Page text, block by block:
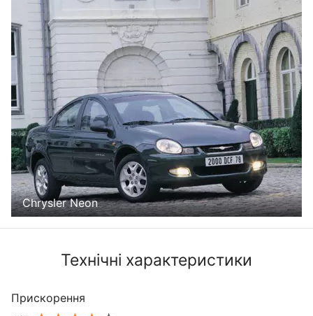
Chrysler Neon
Технічні характеристики
Прискорення